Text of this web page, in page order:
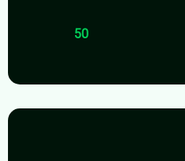
50